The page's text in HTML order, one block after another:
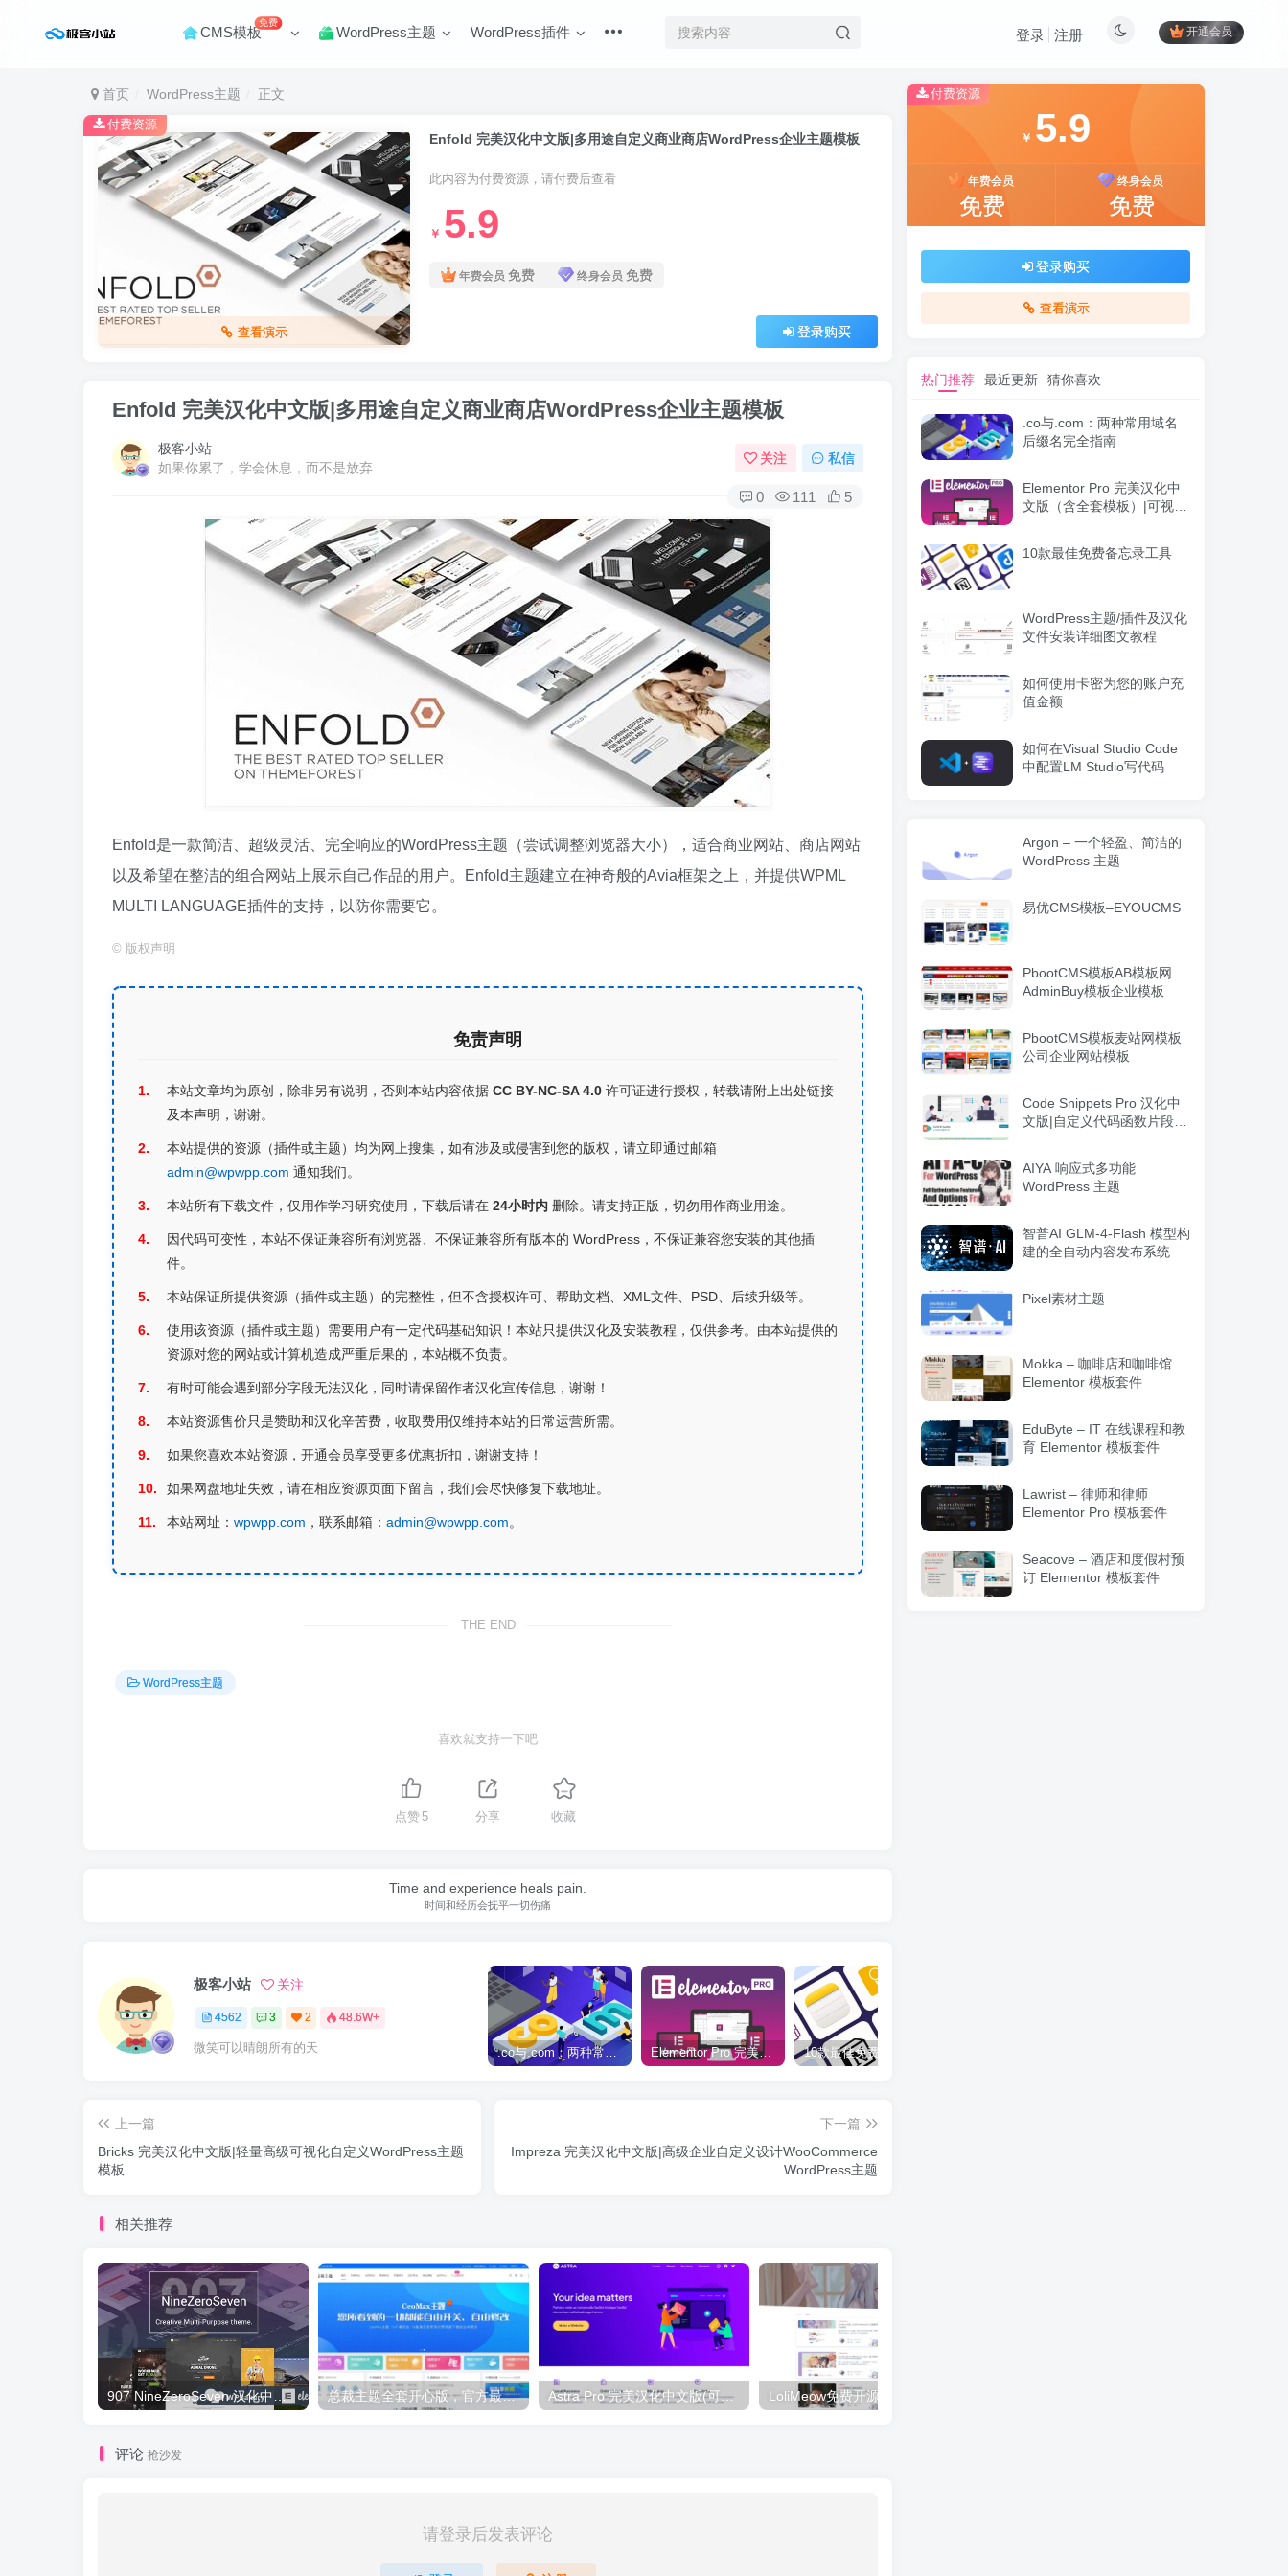
CMS模板
免费
WordPress主题 WordPress插件 开通会员
登录 注册
首页 WordPress主题 正文
查看演示
Enfold 完美汉化中文版|多用途自定义商业商店WordPress企业主题模板
此内容为付费资源，请付费后查看
￥ 5.9
年费会员 免费 终身会员 免费
登录购买
付费资源
Enfold 完美汉化中文版|多用途自定义商业商店WordPress企业主题模板
极客小站
如果你累了，学会休息，而不是放弃
关注 私信
0 111 5
Enfold是一款简洁、超级灵活、完全响应的WordPress主题（尝试调整浏览器大小），适合商业网站、商店网站
以及希望在整洁的组合网站上展示自己作品的用户。Enfold主题建立在神奇般的Avia框架之上，并提供WPML
MULTI LANGUAGE插件的支持，以防你需要它。
© 版权声明
免责声明
本站文章均为原创，除非另有说明，否则本站内容依据 CC BY-NC-SA 4.0 许可证进行授权，转载请附上出处链接
及本声明，谢谢。
本站提供的资源（插件或主题）均为网上搜集，如有涉及或侵害到您的版权，请立即通过邮箱
admin@wpwpp.com 通知我们。
本站所有下载文件，仅用作学习研究使用，下载后请在 24小时内 删除。请支持正版，切勿用作商业用途。
因代码可变性，本站不保证兼容所有浏览器、不保证兼容所有版本的 WordPress，不保证兼容您安装的其他插
件。
本站保证所提供资源（插件或主题）的完整性，但不含授权许可、帮助文档、XML文件、PSD、后续升级等。
使用该资源（插件或主题）需要用户有一定代码基础知识！本站只提供汉化及安装教程，仅供参考。由本站提供的
资源对您的网站或计算机造成严重后果的，本站概不负责。
有时可能会遇到部分字段无法汉化，同时请保留作者汉化宣传信息，谢谢！
本站资源售价只是赞助和汉化辛苦费，收取费用仅维持本站的日常运营所需。
如果您喜欢本站资源，开通会员享受更多优惠折扣，谢谢支持！
如果网盘地址失效，请在相应资源页面下留言，我们会尽快修复下载地址。
本站网址： wpwpp.com ，联系邮箱： admin@wpwpp.com。
THE END
WordPress主题
喜欢就支持一下吧
点赞 5 分享 收藏
Time and experience heals pain.
时间和经历会抚平一切伤痛
极客小站 关注
4562 3 2 48.6W+
微笑可以晴朗所有的天 Elementor Pro 完美汉化中文版（含全套模板）|可视化编辑页面自定义设计WordPress插件
上一篇
Bricks 完美汉化中文版|轻量高级可视化自定义WordPress主题
模板
下一篇
Impreza 完美汉化中文版|高级企业自定义设计WooCommerce
WordPress主题
相关推荐
907 NineZeroSeven 汉化中文版|多用途多功能企业WordPress主题下载 总裁主题全套开心版，官方最新版 Astra Pro 完美汉化中文版(可导入模板)|页面自定义设计轻量简洁WordPress主题
评论 抢沙发
请登录后发表评论
付费资源
￥ 5.9
年费会员
免费
终身会员
免费
登录购买
查看演示
热门推荐 最近更新 猜你喜欢
.co与.com：两种常用域名
后缀名完全指南
Elementor Pro 完美汉化中
文版（含全套模板）|可视化
10款最佳免费备忘录工具
WordPress主题/插件及汉化
文件安装详细图文教程
如何使用卡密为您的账户充
值金额
如何在Visual Studio Code
中配置LM Studio写代码
Argon – 一个轻盈、简洁的
WordPress 主题
易优CMS模板–EYOUCMS
PbootCMS模板AB模板网
AdminBuy模板企业模板
PbootCMS模板麦站网模板
公司企业网站模板
Code Snippets Pro 汉化中
文版|自定义代码函数片段管
AIYA 响应式多功能
WordPress 主题
智普AI GLM-4-Flash 模型构
建的全自动内容发布系统
Pixel素材主题
Mokka – 咖啡店和咖啡馆
Elementor 模板套件
EduByte – IT 在线课程和教
育 Elementor 模板套件
Lawrist – 律师和律师
Elementor Pro 模板套件
Seacove – 酒店和度假村预
订 Elementor 模板套件